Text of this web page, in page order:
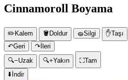
Cinnamoroll Boyama
✏️Kalem 🪣 Doldur 🧽Silgi ✋Taşı
↶Geri ↷İleri
🔍−Uzak 🔍+Yakın ⛶Tam
⬇️İndir